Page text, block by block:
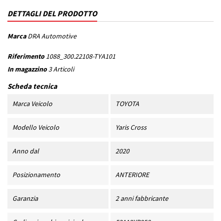
DETTAGLI DEL PRODOTTO
Marca DRA Automotive
Riferimento 1088_300.22108-TYA101
In magazzino 3 Articoli
Scheda tecnica
Marca Veicolo TOYOTA
Modello Veicolo Yaris Cross
Anno dal 2020
Posizionamento ANTERIORE
Garanzia 2 anni fabbricante